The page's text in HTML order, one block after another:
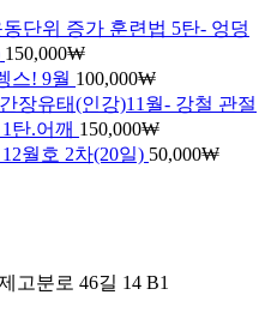
단위 증가 훈련법 5탄- 엉덩
150,000₩
스! 9월 100,000₩
장유태(인강)11월- 강철 관절
탄.어깨 150,000₩
월호 2차(20일) 50,000₩
분로 46길 14 B1